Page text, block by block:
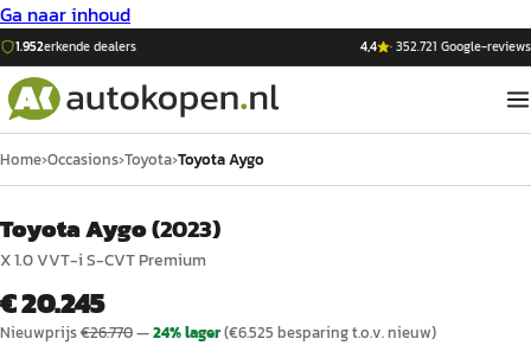
Ga naar inhoud
1.952erkende dealers 4,4 ·352.721 Google-reviews
Home›Occasions›Toyota›Toyota Aygo
Toyota Aygo(2023)
X 1.0 VVT-i S-CVT Premium
€ 20.245
Nieuwprijs€26.770—24% lager(€6.525 besparing t.o.v. nieuw)